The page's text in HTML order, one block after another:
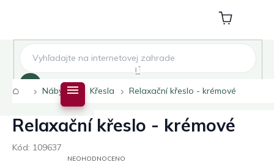
Nákupní
košík
DomůNábytek Křesla Relaxační křeslo - krémové
Relaxační křeslo - krémové
Kód: 109637
PRŮMĚRNÉNEOHODNOCENO